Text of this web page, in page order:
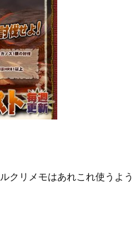
クリメモはあれこれ使うよ